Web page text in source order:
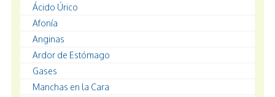
Ácido Úrico
Afonía
Anginas
Ardor de Estómago
Gases
Manchas en la Cara